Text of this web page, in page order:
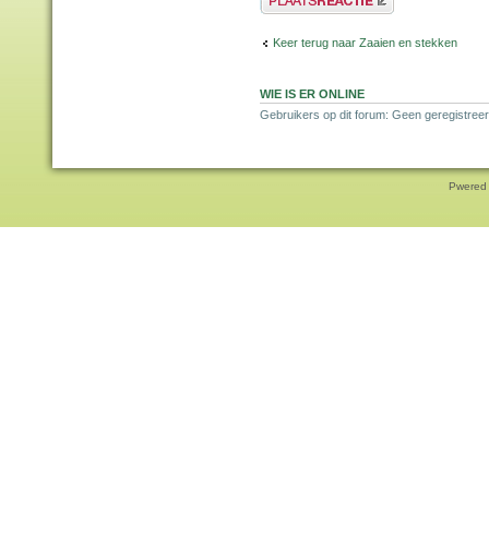
Keer terug naar Zaaien en stekken
WIE IS ER ONLINE
Gebruikers op dit forum: Geen